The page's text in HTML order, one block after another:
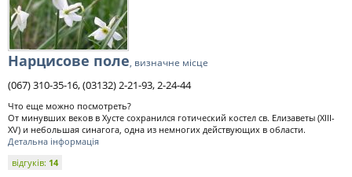
Нарцисове поле, визначне місце
(067) 310-35-16, (03132) 2-21-93, 2-24-44
Что еще можно посмотреть?
От минувших веков в Хусте сохранился готический костел св. Елизаветы (ХІІІ-
XV) и небольшая синагога, одна из немногих действующих в области.
Детальна інформація
відгуків: 14